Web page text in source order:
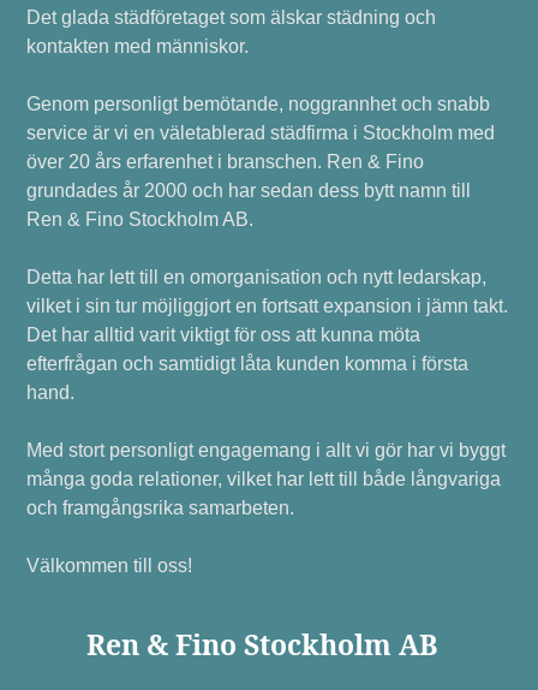
Det glada städföretaget som älskar städning och
kontakten med människor.
Genom personligt bemötande, noggrannhet och snabb
service är vi en väletablerad städfirma i Stockholm med
över 20 års erfarenhet i branschen. Ren & Fino
grundades år 2000 och har sedan dess bytt namn till
Ren & Fino Stockholm AB.
Detta har lett till en omorganisation och nytt ledarskap,
vilket i sin tur möjliggjort en fortsatt expansion i jämn takt.
Det har alltid varit viktigt för oss att kunna möta
efterfrågan och samtidigt låta kunden komma i första
hand.
Med stort personligt engagemang i allt vi gör har vi byggt
många goda relationer, vilket har lett till både långvariga
och framgångsrika samarbeten.
Välkommen till oss!
Ren & Fino Stockholm AB